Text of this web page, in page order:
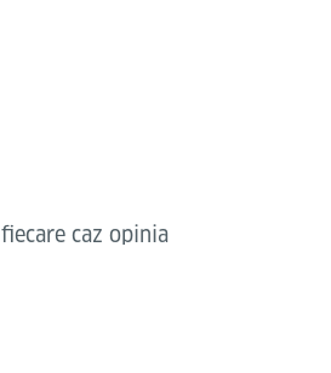
caz opinia